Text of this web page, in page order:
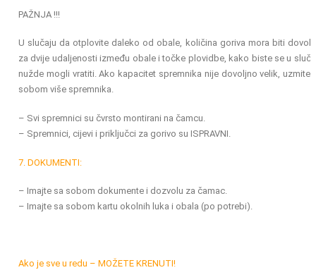
PAŽNJA !!!
U slučaju da otplovite daleko od obale, količina goriva mora biti
za dvije udaljenosti između obale i točke plovidbe, kako biste se u
nužde mogli vratiti. Ako kapacitet spremnika nije dovoljno velik, uzmite
sobom više spremnika.
– Svi spremnici su čvrsto montirani na čamcu.
– Spremnici, cijevi i priključci za gorivo su ISPRAVNI.
7. DOKUMENTI:
– Imajte sa sobom dokumente i dozvolu za čamac.
– Imajte sa sobom kartu okolnih luka i obala (po potrebi).
Ako je sve u redu – MOŽETE KRENUTI!